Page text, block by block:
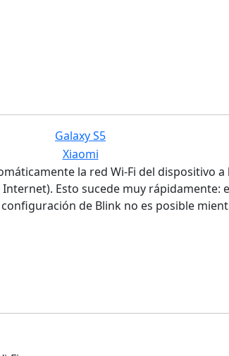
Galaxy S5
Xiaomi
la red Wi-Fi del dispositivo
Esto sucede muy rápidamente:
de Blink no es posible